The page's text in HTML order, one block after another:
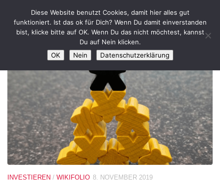
Zum Inhalt springen
SCHLAGWÖRTER:WIKIFOLIO
ERFAHRUNGEN
INVESTIEREN / WIKIFOLIO 8. NOVEMBER 2019
Diese Website benutzt Cookies, damit hier alles gut
funktioniert. Ist das ok für Dich? Wenn Du damit einverstanden
bist, klicke bitte auf OK. Wenn Du das nicht möchtest, kannst
Du auf Nein klicken.
OK
Nein Datenschutzerklärung